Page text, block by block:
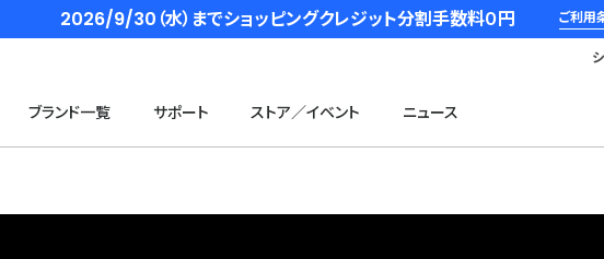
2026/9/30（水）までショッピングクレジット分割手数料０円 ご利用
ブランド一覧 サポート ストア／イベント ニュース